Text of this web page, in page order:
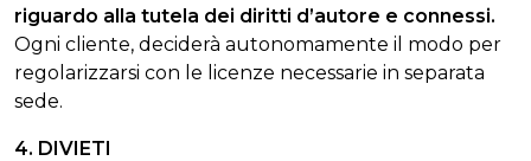
riguardo alla tutela dei diritti d’autore e connessi.
Ogni cliente, deciderà autonomamente il modo per
regolarizzarsi con le licenze necessarie in separata
sede.
4. DIVIETI